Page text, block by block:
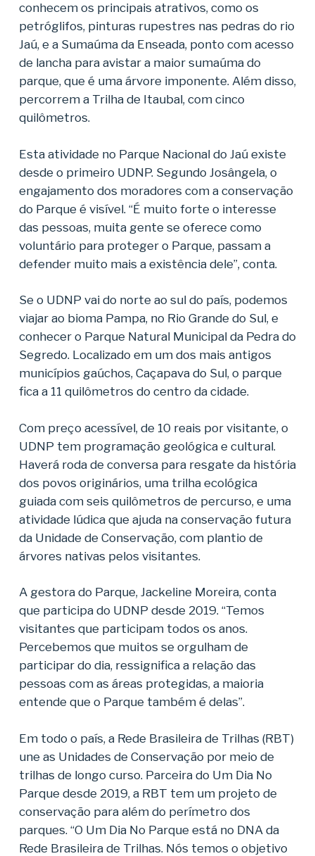
conhecem os principais atrativos, como os
petróglifos, pinturas rupestres nas pedras do rio
Jaú, e a Sumaúma da Enseada, ponto com acesso
de lancha para avistar a maior sumaúma do
parque, que é uma árvore imponente. Além disso,
percorrem a Trilha de Itaubal, com cinco
quilômetros.
Esta atividade no Parque Nacional do Jaú existe
desde o primeiro UDNP. Segundo Josângela, o
engajamento dos moradores com a conservação
do Parque é visível. “É muito forte o interesse
das pessoas, muita gente se oferece como
voluntário para proteger o Parque, passam a
defender muito mais a existência dele”, conta.
Se o UDNP vai do norte ao sul do país, podemos
viajar ao bioma Pampa, no Rio Grande do Sul, e
conhecer o Parque Natural Municipal da Pedra do
Segredo. Localizado em um dos mais antigos
municípios gaúchos, Caçapava do Sul, o parque
fica a 11 quilômetros do centro da cidade.
Com preço acessível, de 10 reais por visitante, o
UDNP tem programação geológica e cultural.
Haverá roda de conversa para resgate da história
dos povos originários, uma trilha ecológica
guiada com seis quilômetros de percurso, e uma
atividade lúdica que ajuda na conservação futura
da Unidade de Conservação, com plantio de
árvores nativas pelos visitantes.
A gestora do Parque, Jackeline Moreira, conta
que participa do UDNP desde 2019. “Temos
visitantes que participam todos os anos.
Percebemos que muitos se orgulham de
participar do dia, ressignifica a relação das
pessoas com as áreas protegidas, a maioria
entende que o Parque também é delas”.
Em todo o país, a Rede Brasileira de Trilhas (RBT)
une as Unidades de Conservação por meio de
trilhas de longo curso. Parceira do Um Dia No
Parque desde 2019, a RBT tem um projeto de
conservação para além do perímetro dos
parques. “O Um Dia No Parque está no DNA da
Rede Brasileira de Trilhas. Nós temos o objetivo